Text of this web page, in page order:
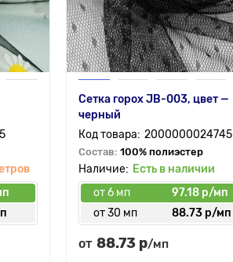
Сетка горох JB-003, цвет —
черный
2000000024745
Состав: 100% полиэстер
Есть в наличии
от 6 мп
97.18 р/мп
от 30 мп
88.73 р/мп
от 88.73 р/мп